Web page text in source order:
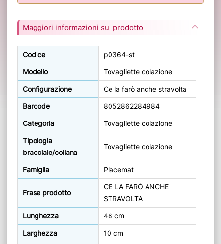
Maggiori informazioni sul prodotto
Codice p0364-st
Modello Tovagliette colazione
Configurazione Ce la farò anche stravolta
Barcode 8052862284984
Categoria Tovagliette colazione
Tipologia
bracciale/collana
Tovagliette colazione
Famiglia Placemat
Frase prodotto
CE LA FARÒ ANCHE
STRAVOLTA
Lunghezza 48 cm
Larghezza 10 cm